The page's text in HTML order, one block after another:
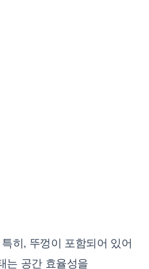
히, 뚜껑이 포함되어 있어
는 공간 효율성을